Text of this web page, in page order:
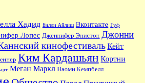
Хадид Билли Айлиш Вконтакте Гуф
Лопес Дженнифер Энистон Джонни
кинофестиваль Кейт
Ким Кардашьян Кортни
Меган Маркл Наоми Кемпбелл